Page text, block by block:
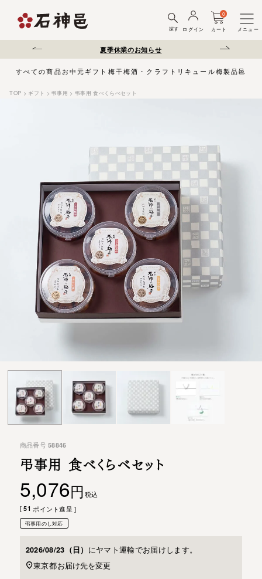
探す ログイン カート
0
メニュー
延について 夏季休業のお知らせ 弊社を装った偽
すべての商品 お中元 ギフト 梅干梅酒・クラフトリキュール梅製品邑じ
TOP ギフト 弔事用 弔事用 食べくらべセット
商品番号 58846
弔事用 食べくらべセット
5,076
税込
[ 51 ポイント進呈 ]
弔事用のし対応
2026/08/23（日） にヤマト運輸でお届けします。
東京都お届け先を変更